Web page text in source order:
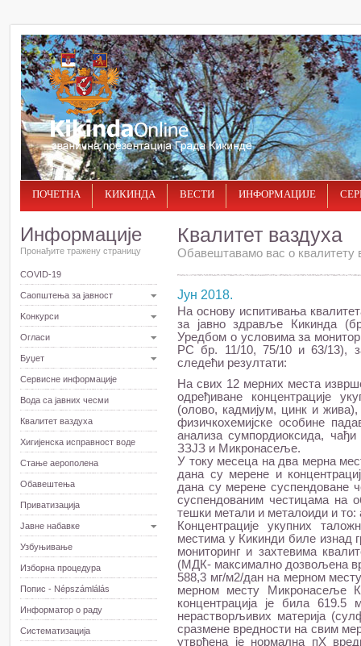
ПОЧЕТНА КИКИНДА ВЕСТИ ИНФОРМАЦИЈЕ
Информације
Пронађите тражену страницу
COVID-19
Саопштења за јавност
Kонкурси
Огласи
Буџет
Сервисне информације
Вода са јавних чесми
Квалитет ваздуха
Хигијенска исправност воде
Стање аерополена
Обавештења
Приватизација
Јавне набавке
Узбуњивање
Изборна процедура
Попис - Népszámlálás
Информатор о раду
Систематизација
Квалитет ваздуха
Обавештавамо вас о квалитету
Јун 2018.
На основу испитивања
за јавно здравље Кикинда
Уредбом о условима за
РС бр. 11/10, 75/10 и 63/13),
следећи резултати:
На свих 12 мерних места
одређиване концентрације
(олово, кадмијум, цинк и
физичкохемијске особине
анализа сумпордиоксида,
ЗЗЈЗ и Микронасеље.
У току месеца на два мерна
дана су мерене и
дана су мерене суспендоване
суспендованим честицама на
тешки метали и металоиди и то:
Концентрације укупних
местима у Кикинди биле изнад
мониторинг и захтевима
(МДК- максимално дозвољена
588,3 мг/м2/дан на мерном
мерном месту Микронасеље
концентрација је била 619.5
нерастворљивих материја
сразмене вредности на свим
утврђена је нормална пХ